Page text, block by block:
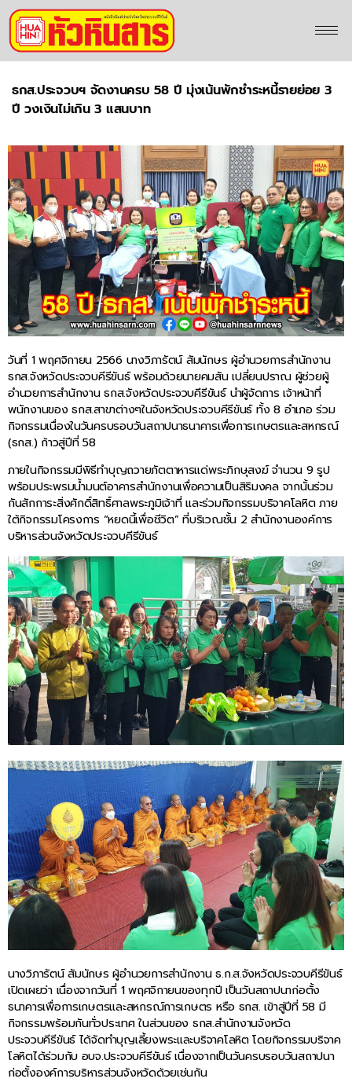
ธกส.ประจวบฯ จัดงานครบ 58 ปี มุ่งเน้นพักชำระหนี้รายย่อย 3
ปี วงเงินไม่เกิน 3 แสนบาท
วันที่ 1 พฤศจิกายน 2566 นางวิภารัตน์ สัมนักษร ผู้อำนวยการสำนักงาน
ธกส.จังหวัดประจวบคีรีขันธ์ พร้อมด้วยนายคมสัน เปลี่ยนปราณ ผู้ช่วยผู้
อำนวยการสำนักงาน ธกส.จังหวัดประจวบคีรีขันธ์ นำผู้จัดการ เจ้าหน้าที่
พนักงานของ ธกส.สาขาต่างๆในจังหวัดประจวบคีรีขันธ์ ทั้ง 8 อำเภอ ร่วม
กิจกรรมเนื่องในวันครบรอบวันสถาปนาธนาคารเพื่อการเกษตรและสหกรณ์
(ธกส.) ก้าวสู่ปีที่ 58
ภายในกิจกรรมมีพิธีทำบุญถวายภัตตาหารแด่พระภิกษุสงฆ์ จำนวน 9 รูป
พร้อมประพรมน้ำมนต์อาคารสำนักงานเพื่อความเป็นสิริมงคล จากนั้นร่วม
กันสักการะสิ่งศักดิ์สิทธิ์ศาลพระภูมิเจ้าที่ และร่วมกิจกรรมบริจาคโลหิต ภาย
ใต้กิจกรรมโครงการ “หยดนี้เพื่อชีวิต” ที่บริเวณชั้น 2 สำนักงานองค์การ
บริหารส่วนจังหวัดประจวบคีรีขันธ์
นางวิภารัตน์ สัมนักษร ผู้อำนวยการสำนักงาน ธ.ก.ส.จังหวัดประจวบคีรีขันธ์
เปิดเผยว่า เนื่องจากวันที่ 1 พฤศจิกายนของทุกปี เป็นวันสถาปนาก่อตั้ง
ธนาคารเพื่อการเกษตรและสหกรณ์การเกษตร หรือ ธกส. เข้าสู่ปีที่ 58 มี
กิจกรรมพร้อมกันทั่วประเทศ ในส่วนของ ธกส.สำนักงานจังหวัด
ประจวบคีรีขันธ์ ได้จัดทำบุญเลี้ยงพระและบริจาคโลหิต โดยกิจกรรมบริจาค
โลหิตได้ร่วมกับ อบจ.ประจวบคีรีขันธ์ เนื่องจากเป็นวันครบรอบวันสถาปนา
ก่อตั้งองค์การบริหารส่วนจังหวัดด้วยเช่นกัน